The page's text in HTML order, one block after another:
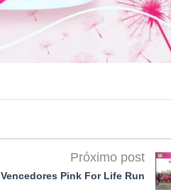
Próximo post
Vencedores Pink For Life Run